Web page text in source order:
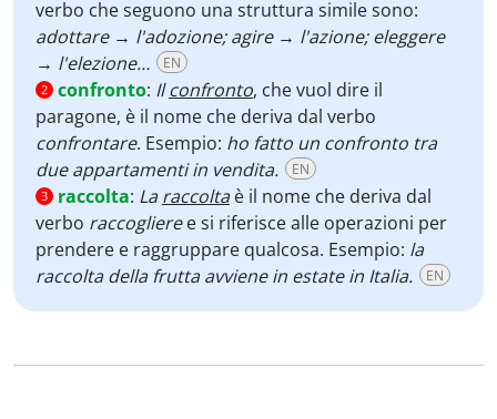
verbo che seguono una struttura simile sono:
adottare → l'adozione; agire → l'azione; eleggere
→ l'elezione…
EN
2 confronto: Ilconfronto, che vuol dire il
paragone, è il nome che deriva dal verbo
confrontare. Esempio: ho fatto un confronto tra
due appartamenti in vendita.
EN
3 raccolta: Laraccoltaè il nome che deriva dal
verbo raccoglieree si riferisce alle operazioni per
prendere e raggruppare qualcosa. Esempio: la
raccolta della frutta avviene in estate in Italia.
EN